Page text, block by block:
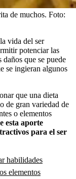
de muchos. Foto:
vida del ser
potenciar las
que se puede
se ingieran algunos
que una dieta
de gran variedad de
o elementos
esta aporte
para el ser
habilidades
elementos